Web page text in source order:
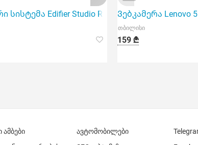
B
სისტემა Edifier Studio R1280DbᲕებკამერა Lenovo
თბილისი
159 ₾
ავტომობილები